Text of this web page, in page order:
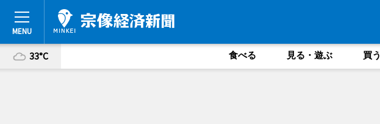
33°C 食べる 見る・遊ぶ 買う